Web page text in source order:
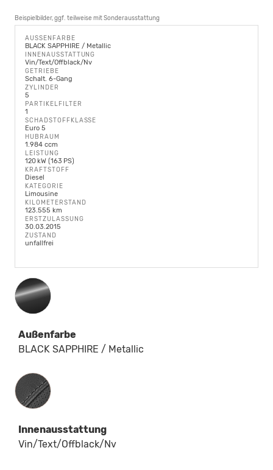
Beispielbilder, ggf. teilweise mit Sonderausstattung
AUSSENFARBE
BLACK SAPPHIRE / Metallic
INNENAUSSTATTUNG
Vin/Text/Offblack/Nv
GETRIEBE
Schalt. 6-Gang
ZYLINDER
5
PARTIKELFILTER
1
SCHADSTOFFKLASSE
Euro 5
HUBRAUM
1.984 ccm
LEISTUNG
120 kW (163 PS)
KRAFTSTOFF
Diesel
KATEGORIE
Limousine
KILOMETERSTAND
123.555 km
ERSTZULASSUNG
30.03.2015
ZUSTAND
unfallfrei
Außenfarbe
BLACK SAPPHIRE / Metallic
Innenausstattung
Innenausstattung
Vin/Text/Offblack/Nv